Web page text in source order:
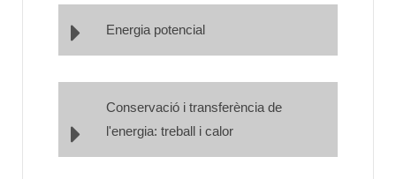
Energia potencial
Conservació i transferència de
l'energia: treball i calor